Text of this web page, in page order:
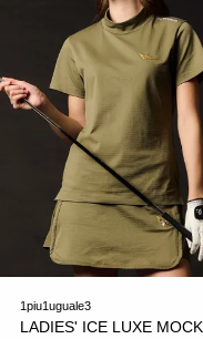
1piu1uguale3
LADIES' ICE LUXE MOCK